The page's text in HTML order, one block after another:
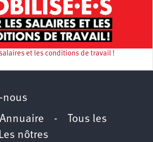
et les conditions de travail !
nous
Annuaire -
Tous les
Les nôtres